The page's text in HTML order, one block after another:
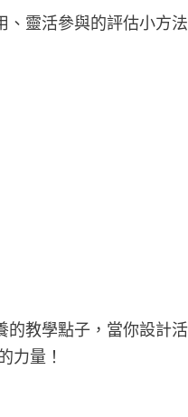
靈活參與的評估小方
教學點子，當你設計
力量！